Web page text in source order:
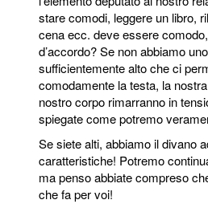
stare comodi, leggere un libro,
cena ecc. deve essere
d’accordo? Se non abbiamo
sufficientemente alto che ci
comodamente la testa, la
nostro corpo rimarranno in
spiegate come potremo
Se siete alti, abbiamo il divano
caratteristiche! Potremo
ma penso abbiate compreso
che fa per voi!